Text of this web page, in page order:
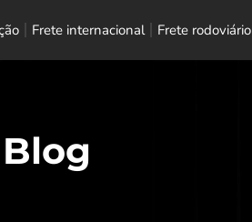
Frete internacional Frete rodoviário
Blog